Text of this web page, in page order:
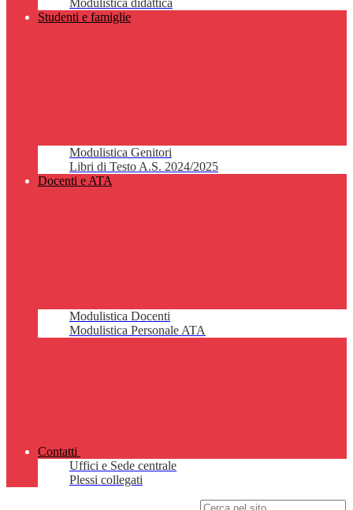
Modulistica didattica
Studenti e famiglie
Modulistica Genitori
Libri di Testo A.S. 2024/2025
Docenti e ATA
Modulistica Docenti
Modulistica Personale ATA
Contatti
Uffici e Sede centrale
Plessi collegati